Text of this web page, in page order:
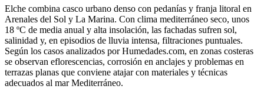
Elche combina casco urbano denso con pedanías y franja litoral en
Arenales del Sol y La Marina. Con clima mediterráneo seco, unos
18 ºC de media anual y alta insolación, las fachadas sufren sol,
salinidad y, en episodios de lluvia intensa, filtraciones puntuales.
Según los casos analizados por Humedades.com, en zonas costeras
se observan eflorescencias, corrosión en anclajes y problemas en
terrazas planas que conviene atajar con materiales y técnicas
adecuados al mar Mediterráneo.